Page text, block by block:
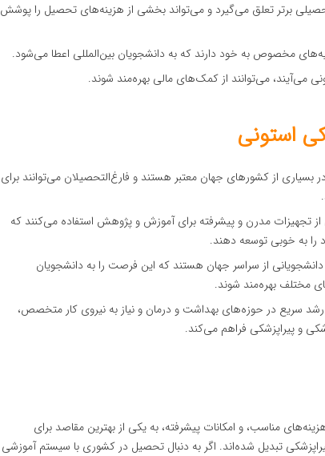
برتر تعلق می‌گیرد و می‌تواند بخشی از هزینه‌های تحصیل را پوشش
مخصوص به خود دارند که به دانشجویان بین‌المللی اعطا می‌شود.
می‌آیند، می‌توانند از کمک‌های مالی بهره‌مند شوند.
استونی
از کشورهای جهان معتبر هستند و فارغ‌التحصیلان می‌توانند برای
تجهیزات مدرن و پیشرفته برای آموزش و پژوهش استفاده می‌کنند که
را به خوبی توسعه دهند.
از سراسر جهان هستند که این فرصت را به دانشجویان
مختلف بهره‌مند شوند.
رشد سریع در حوزه‌های بهداشت و درمان و نیاز به نیروی کار متخصص،
و پیراپزشکی فراهم می‌کند.
مناسب، و امکانات پیشرفته، به یکی از بهترین مقاصد برای
تبدیل شده‌اند. اگر به دنبال تحصیل در کشوری با سیستم آموزشی